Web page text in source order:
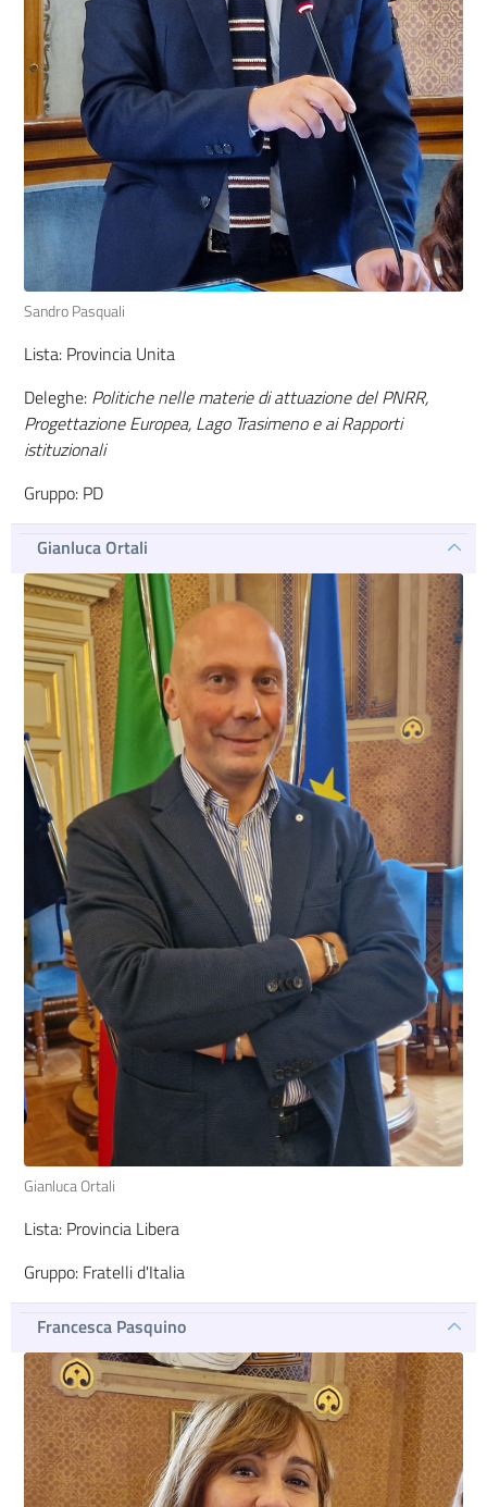
Sandro Pasquali
Lista: Provincia Unita
Deleghe: Politiche nelle materie di attuazione del PNRR,
Progettazione Europea, Lago Trasimeno e ai Rapporti
istituzionali
Gruppo: PD
Gianluca Ortali
Gianluca Ortali
Lista: Provincia Libera
Gruppo: Fratelli d'Italia
Francesca Pasquino